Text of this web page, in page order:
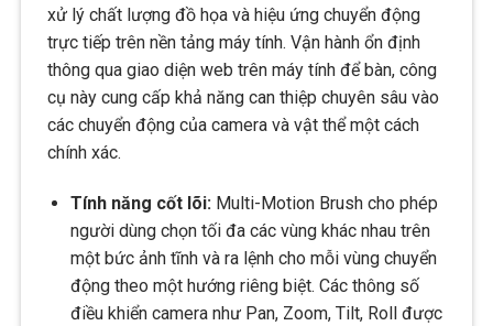
xử lý chất lượng đồ họa và hiệu ứng chuyển động
trực tiếp trên nền tảng máy tính. Vận hành ổn định
thông qua giao diện web trên máy tính để bàn, công
cụ này cung cấp khả năng can thiệp chuyên sâu vào
các chuyển động của camera và vật thể một cách
chính xác.
Tính năng cốt lõi: Multi-Motion Brush cho phép
người dùng chọn tối đa các vùng khác nhau trên
một bức ảnh tĩnh và ra lệnh cho mỗi vùng chuyển
động theo một hướng riêng biệt. Các thông số
điều khiển camera như Pan, Zoom, Tilt, Roll được